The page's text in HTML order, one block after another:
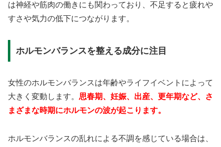
は神経や筋肉の働きにも関わっており、不足すると疲れや
すさや気力の低下につながります。
ホルモンバランスを整える成分に注目
女性のホルモンバランスは年齢やライフイベントによって
大きく変動します。 思春期、妊娠、出産、更年期など、さ
まざまな時期にホルモンの波が起こります。
ホルモンバランスの乱れによる不調を感じている場合は、